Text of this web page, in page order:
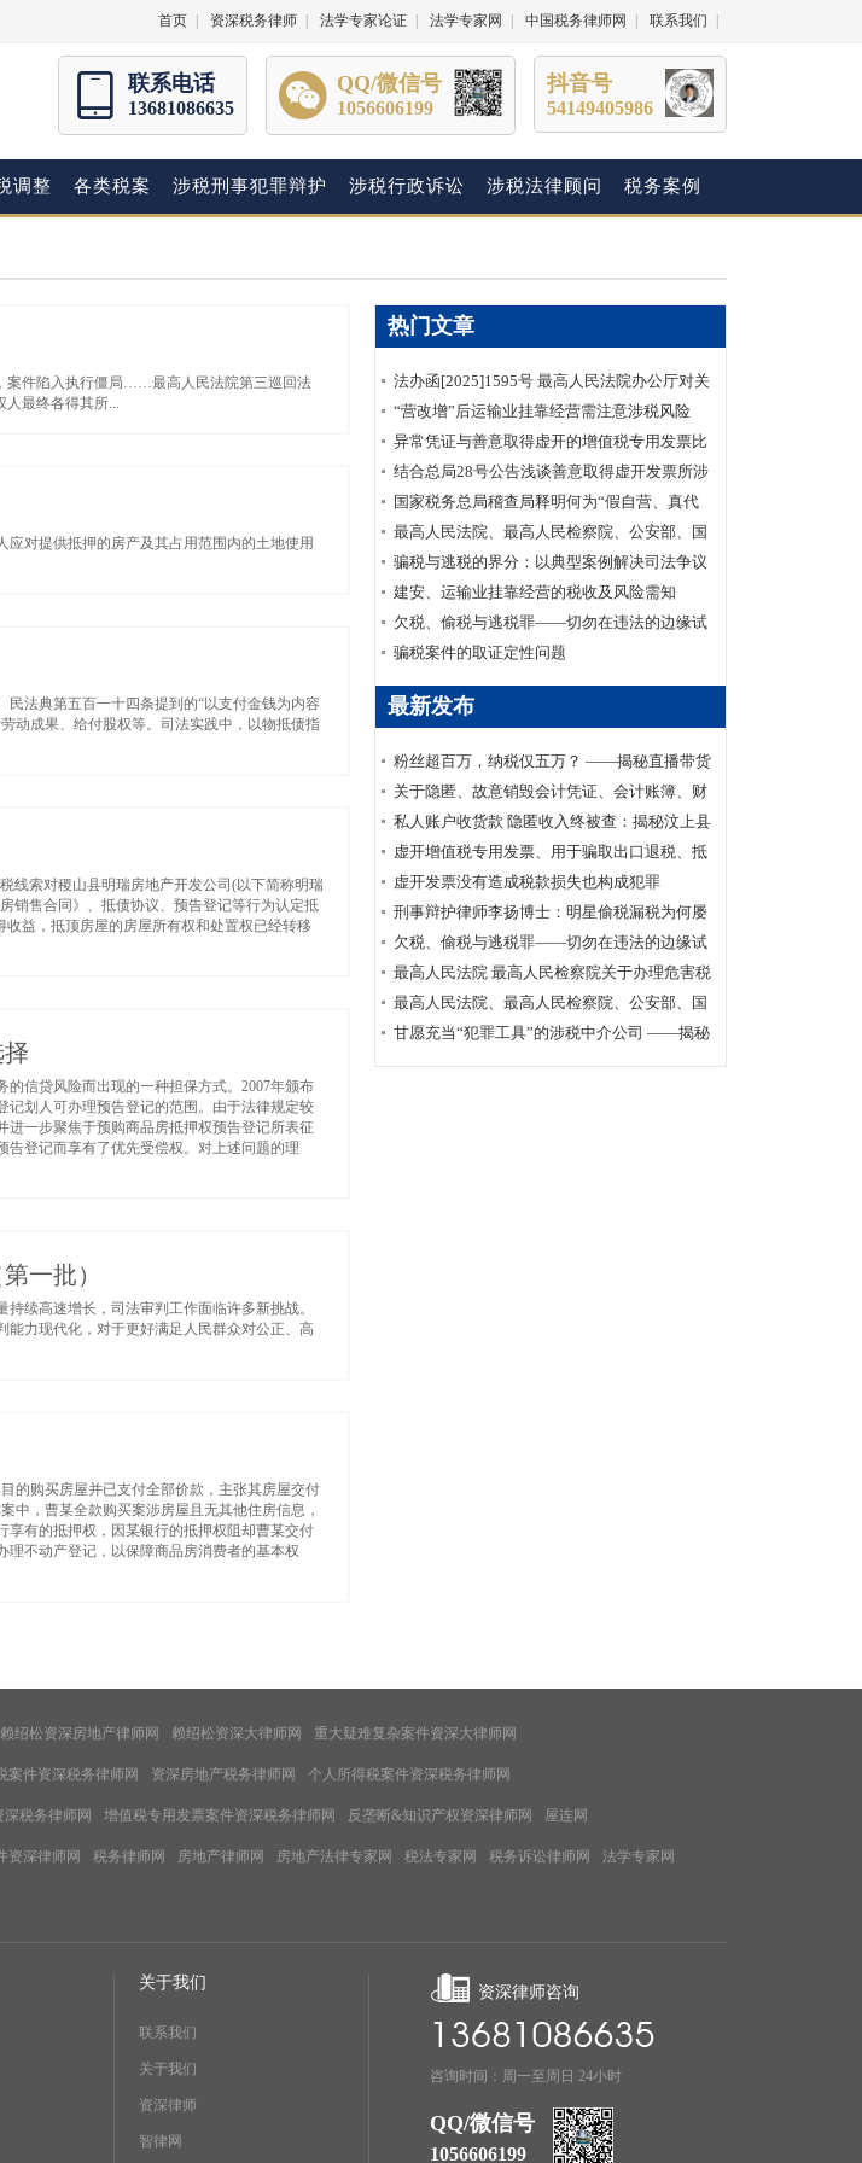
首页 资深税务律师 法学专家论证 法学专家网 中国税务律师网 联系我们
联系电话
13681086635
QQ/微信号
1056606199
抖音号
54149405986
调整 各类税案 涉税刑事犯罪辩护 涉税行政诉讼 涉税法律顾问 税务案例
案件陷入执行僵局……最高人民法院第三巡回法
最终各得其所...
对提供抵押的房产及其占用范围内的土地使用
法典第五百一十四条提到的“以支付金钱为内容
动成果、给付股权等。司法实践中，以物抵债指
线索对稷山县明瑞房地产开发公司(以下简称明瑞
销售合同》、抵债协议、预告登记等行为认定抵
益，抵顶房屋的房屋所有权和处置权已经转移
信贷风险而出现的一种担保方式。2007年颁布
记划人可办理预告登记的范围。由于法律规定较
一步聚焦于预购商品房抵押权预告登记所表征
登记而享有了优先受偿权。对上述问题的理
一批）
续高速增长，司法审判工作面临许多新挑战。
力现代化，对于更好满足人民群众对公正、高
的购买房屋并已支付全部价款，主张其房屋交付
中，曹某全款购买案涉房屋且无其他住房信息，
享有的抵押权，因某银行的抵押权阻却曹某交付
不动产登记，以保障商品房消费者的基本权
热门文章
法办函[2025]1595号 最高人民法院办公厅对关
于明确虚开增值税专用发票“虚抵进项税额”行
为性质建议的答复
“营改增”后运输业挂靠经营需注意涉税风险
异常凭证与善意取得虚开的增值税专用发票比
较分析
结合总局28号公告浅谈善意取得虚开发票所涉
及的企业所得税如何处理？
国家税务总局稽查局释明何为“假自营、真代
理”
最高人民法院、最高人民检察院、公安部、国
家安全部、司法部印发《关于适用认罪认罚从
宽制度的指导意见》的通知
骗税与逃税的界分：以典型案例解决司法争议
建安、运输业挂靠经营的税收及风险需知
欠税、偷税与逃税罪——切勿在违法的边缘试
探
骗税案件的取证定性问题
最新发布
粉丝超百万，纳税仅五万？ ——揭秘直播带货
主播李呈祥隐匿收入偷税案件
关于隐匿、故意销毁会计凭证、会计账簿、财
务会计报告罪司法适用的实证研究
私人账户收货款 隐匿收入终被查：揭秘汶上县
鑫福黄金珠宝店偷逃消费税案件
虚开增值税专用发票、用于骗取出口退税、抵
扣税款发票罪刑事辩护案
虚开发票没有造成税款损失也构成犯罪
刑事辩护律师李扬博士：明星偷税漏税为何屡
禁不止？
欠税、偷税与逃税罪——切勿在违法的边缘试
探
最高人民法院 最高人民检察院关于办理危害税
收征管刑事案件适用法律若干问题的解释
最高人民法院、最高人民检察院、公安部、国
家安全部、司法部印发《关于适用认罪认罚从
宽制度的指导意见》的通知
甘愿充当“犯罪工具”的涉税中介公司 ——揭秘
涉税中介福州金汇鑫财税咨询有限公司帮助其
赖绍松资深房地产律师网 赖绍松资深大律师网 重大疑难复杂案件资深大律师网
案件资深税务律师网 资深房地产税务律师网 个人所得税案件资深税务律师网
税务律师网 增值税专用发票案件资深税务律师网 反垄断&知识产权资深律师网 屋连网
资深律师网 税务律师网 房地产律师网 房地产法律专家网 税法专家网 税务诉讼律师网 法学专家网
关于我们
联系我们
关于我们
资深律师
智律网
资深律师咨询
咨询时间：周一至周日 24小时
QQ/微信号
1056606199